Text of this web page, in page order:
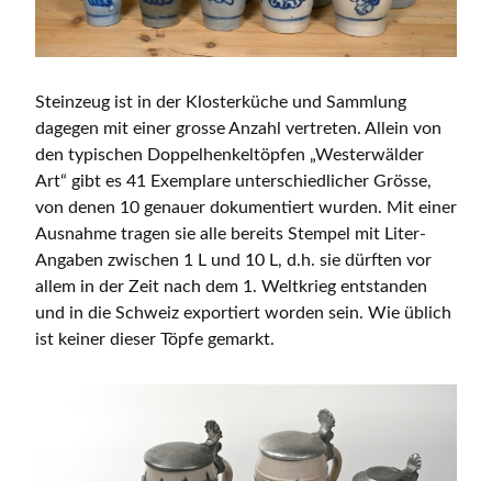
Steinzeug ist in der Klosterküche und Sammlung
dagegen mit einer grosse Anzahl vertreten. Allein von
den typischen Doppelhenkeltöpfen „Westerwälder
Art“ gibt es 41 Exemplare unterschiedlicher Grösse,
von denen 10 genauer dokumentiert wurden. Mit einer
Ausnahme tragen sie alle bereits Stempel mit Liter-
Angaben zwischen 1 L und 10 L, d.h. sie dürften vor
allem in der Zeit nach dem 1. Weltkrieg entstanden
und in die Schweiz exportiert worden sein. Wie üblich
ist keiner dieser Töpfe gemarkt.